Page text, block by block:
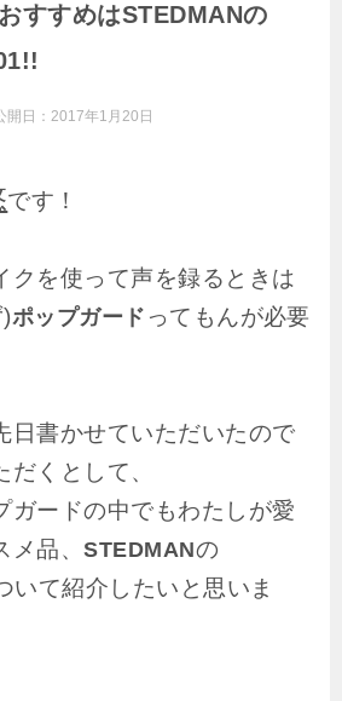
すすめはSTEDMANの
開日： 2017年1月20日
です！
クを使って声を録るときは
ポップガード ってもんが必要
日書かせていただいたので
くとして、
ガードの中でもわたしが愛
メ品、STEDMANの
いて紹介したいと思いま